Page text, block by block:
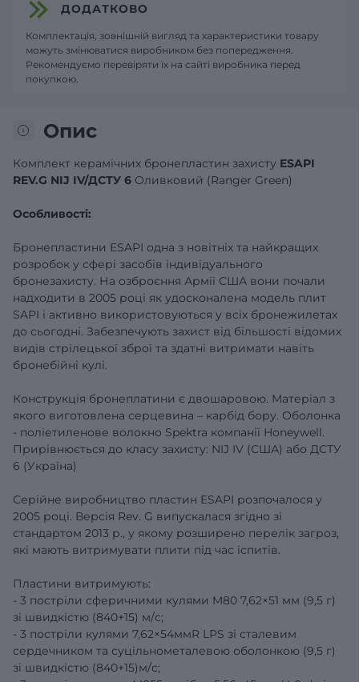
Опис
Комплект керамічних бронепластин захисту ESAPI
REV.G NIJ IV/ДСТУ 6 Оливковий (Ranger Green)
Особливості:
Бронепластини ESAPI одна з новітніх та найкращих
розробок у сфері засобів індивідуального
бронезахисту. На озброєння Армії США вони почали
надходити в 2005 році як удосконалена модель плит
SAPI і активно використовуються у всіх бронежилетах
до сьогодні. Забезпечують захист від більшості відомих
видів стрілецької зброї та здатні витримати навіть
бронебійні кулі.
Конструкція бронеплатини є двошаровою. Матеріал з
якого виготовлена серцевина – карбід бору. Оболонка
- поліетиленове волокно Spektra компанії Honeywell.
Прирівнюється до класу захисту: NIJ IV (США) або ДСТУ
6 (Україна)
Серійне виробництво пластин ESAPI розпочалося у
2005 році. Версія Rev. G випускалася згідно зі
стандартом 2013 р., у якому розширено перелік загроз,
які мають витримувати плити під час іспитів.
Пластини витримують:
- 3 постріли сферичними кулями M80 7,62×51 мм (9,5 г)
зі швидкістю (840+15) м/с;
- 3 постріли кулями 7,62×54ммR LPS зі сталевим
сердечником та суцільнометалевою оболонкою (9,5 г)
зі швидкістю (840+15)м/с;
ДОДАТКОВО
Комплектація, зовнішній вигляд та характеристики товару
можуть змінюватися виробником без попередження.
Рекомендуємо перевіряти їх на сайті виробника перед
покупкою.